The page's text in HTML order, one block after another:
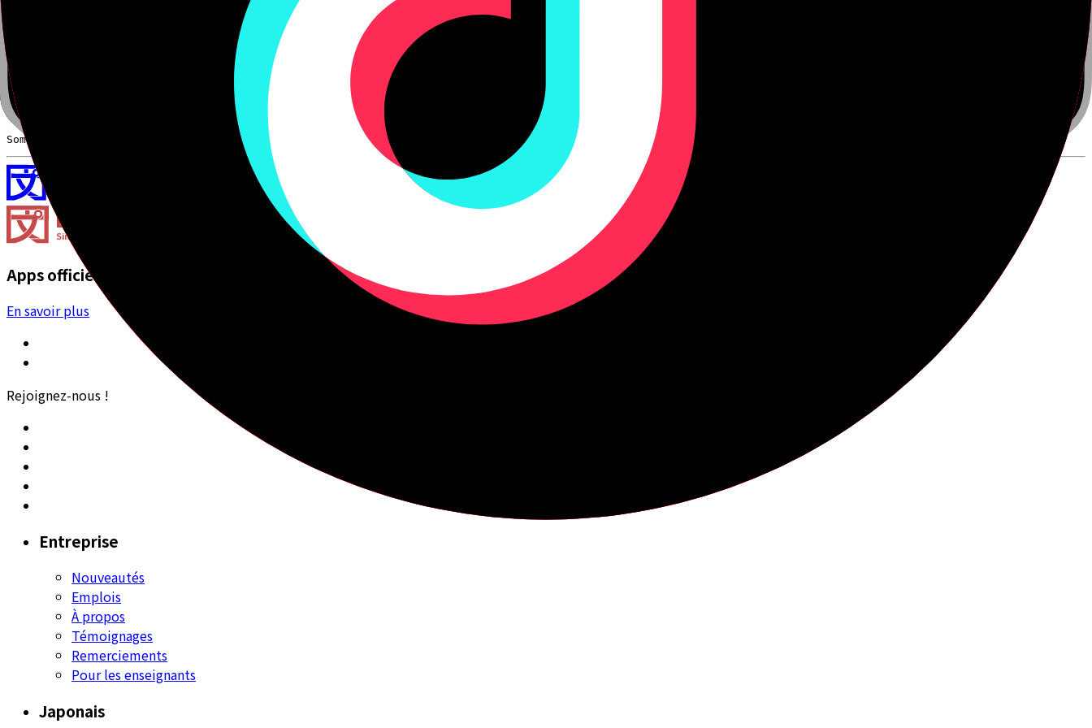
Détails d'erreur avancés
Something failed when getting the Reviewable from the server. A non-404, non-200 error message was returned
Bunpro
Simplifier le japonais
Apps officielles
En savoir plus
Rejoignez-nous !
Entreprise
Nouveautés
Emplois
À propos
Témoignages
Remerciements
Pour les enseignants
Japonais